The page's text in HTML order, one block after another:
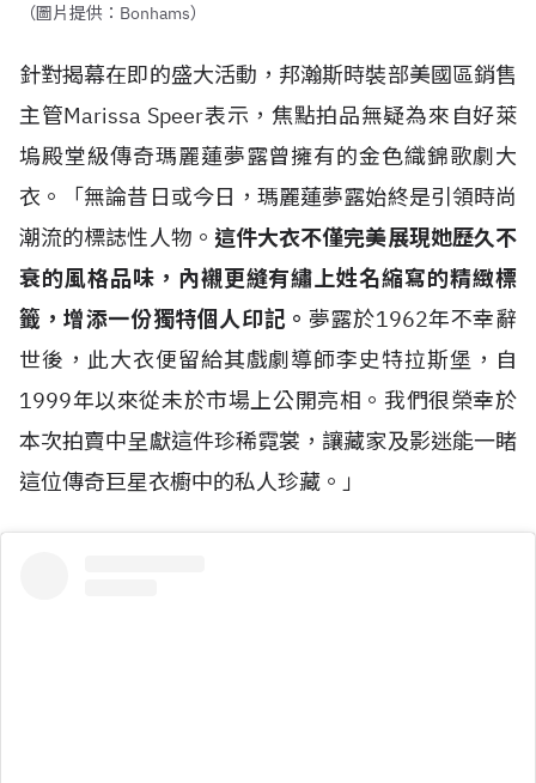
（圖片提供：Bonhams）
針對揭幕在即的盛大活動，邦瀚斯時裝部美國區銷售
主管Marissa Speer表示，焦點拍品無疑為來自好萊
塢殿堂級傳奇瑪麗蓮夢露曾擁有的金色織錦歌劇大
衣。「無論昔日或今日，瑪麗蓮夢露始終是引領時尚
潮流的標誌性人物。 這件大衣不僅完美展現她歷久不
衰的風格品味，內襯更縫有繡上姓名縮寫的精緻標
籤，增添一份獨特個人印記。 夢露於1962年不幸辭
世後，此大衣便留給其戲劇導師李史特拉斯堡，自
1999年以來從未於市場上公開亮相。我們很榮幸於
本次拍賣中呈獻這件珍稀霓裳，讓藏家及影迷能一睹
這位傳奇巨星衣櫥中的私人珍藏。」